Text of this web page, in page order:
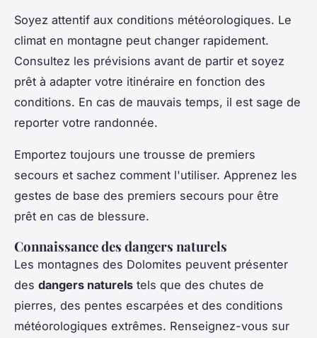
Soyez attentif aux conditions météorologiques. Le
climat en montagne peut changer rapidement.
Consultez les prévisions avant de partir et soyez
prêt à adapter votre itinéraire en fonction des
conditions. En cas de mauvais temps, il est sage de
reporter votre randonnée.
Emportez toujours une trousse de premiers
secours et sachez comment l'utiliser. Apprenez les
gestes de base des premiers secours pour être
prêt en cas de blessure.
Connaissance des dangers naturels
Les montagnes des Dolomites peuvent présenter
des dangers naturels tels que des chutes de
pierres, des pentes escarpées et des conditions
météorologiques extrêmes. Renseignez-vous sur